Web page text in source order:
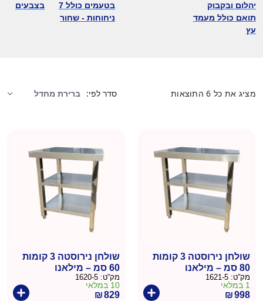
יהלום ובקבוק
תואם כולל מעמד
עץ
בטעמים כולל 7
ניחוחות - שחור
בצבעים
מציג את כל 6 התוצאות סדר לפי:
שולחן נירוסטה 3 קומות
80 סמ – מילאנו
מק”ט: 1621-5
1 במלאי
₪998
שולחן נירוסטה 3 קומות
60 סמ – מילאנו
מק”ט: 1620-5
10 במלאי
₪829